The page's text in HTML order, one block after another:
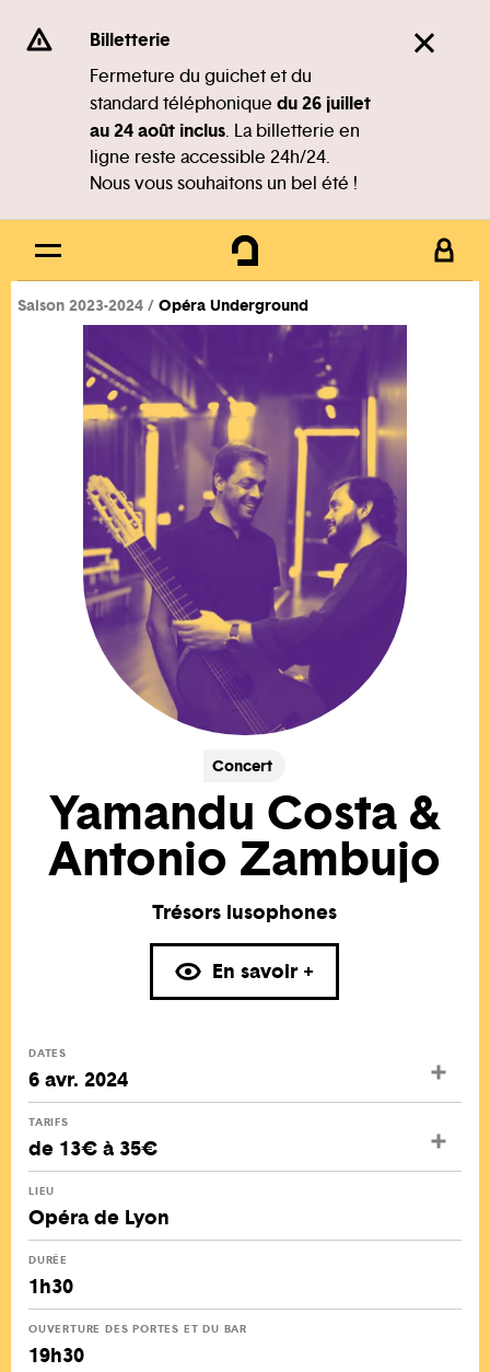
Se rendre au
Contenu principal
Pied de page
Billetterie
Fermeture du guichet et du
standard téléphonique du 26 juillet
au 24 août inclus. La billetterie en
ligne reste accessible 24h/24.
Nous vous souhaitons un bel été !
Saison 2023-2024 Opéra Underground
Concert
Yamandu Costa &
Antonio Zambujo
Trésors lusophones
En savoir +
DATES
6 avr. 2024
TARIFS
de 13€ à 35€
LIEU
Opéra de Lyon
DURÉE
1h30
OUVERTURE DES PORTES ET DU BAR
19h30